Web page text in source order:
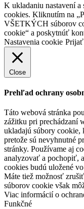
K ukladaniu nastavení
cookies. Kliknutím na
VŠETKÝCH súborov
cookie“ a poskytnúť
Nastavenia cookie
Close
Prehľad ochrany
Táto webová stránka
zážitku pri prechádzaní
ukladajú súbory cookie,
pretože sú nevyhnutné
stránky. Používame aj
analyzovať a pochopiť,
cookies budú uložené
Máte tiež možnosť
súborov cookie však
Viac informácií o
Funkčné